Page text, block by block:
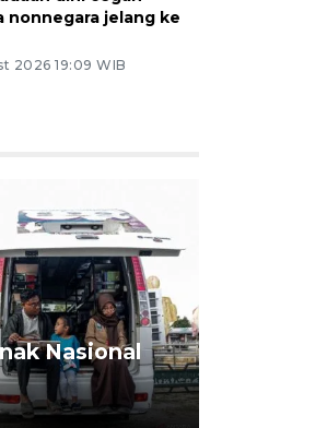
nonnegara jelang ke
2026 19:09 WIB
Nasional